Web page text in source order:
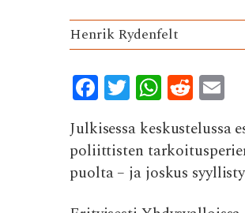
Henrik Rydenfelt
F
ac
e
b
o
T
w
it
te
r
W
h
at
s
A
R
e
d
di
t
ai
l
Julkisessa
poliittisten
puolta – ja joskus